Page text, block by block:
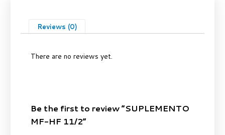
Reviews (0)
There are no reviews yet.
Be the first to review “SUPLEMENTO
MF-HF 11/2”